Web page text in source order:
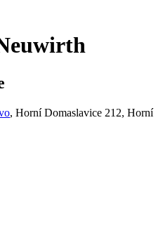
, Horní Domaslavice 212, Horní